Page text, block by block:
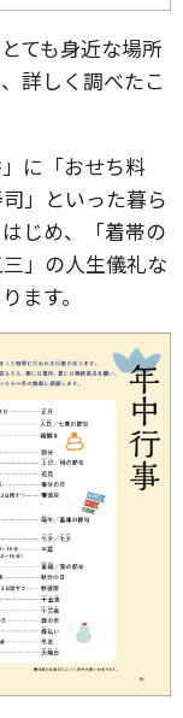
ても身近な場所
詳しく調べたこ
に「おせち料
」といった暮ら
じめ、「着帯の
」の人生儀礼な
ます。